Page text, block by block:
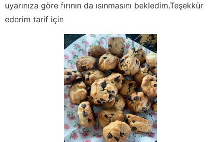
uyarınıza göre fırının da ısınmasını bekledim.Teşekkür
ederim tarif için